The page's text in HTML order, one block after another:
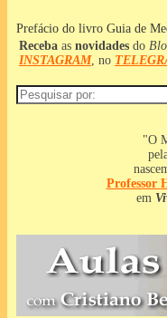
Prefácio do livro Guia de
Receba as novidades do
INSTAGRAM, no
Pesquisar
por:
"O
Professor
em